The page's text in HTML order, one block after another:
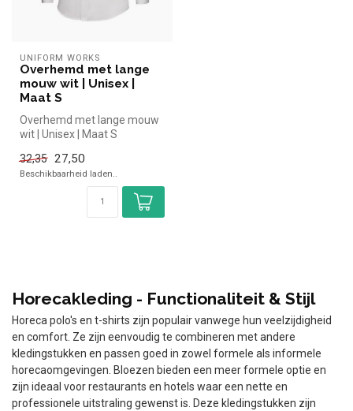
UNIFORM WORKS
Overhemd met lange
mouw wit | Unisex |
Maat S
Overhemd met lange mouw
wit | Unisex | Maat S
32,35 27,50
Beschikbaarheid laden..
Horecakleding - Functionaliteit & Stijl
Horeca polo's en t-shirts zijn populair vanwege hun veelzijdigheid
en comfort. Ze zijn eenvoudig te combineren met andere
kledingstukken en passen goed in zowel formele als informele
horecaomgevingen. Bloezen bieden een meer formele optie en
zijn ideaal voor restaurants en hotels waar een nette en
professionele uitstraling gewenst is. Deze kledingstukken zijn